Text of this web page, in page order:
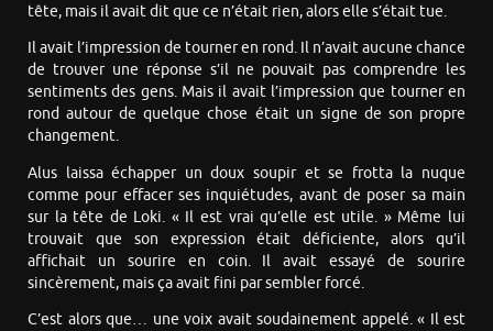
tête, mais il avait dit que ce n’était rien, alors elle s’était tue.
Il avait l’impression de tourner en rond. Il n’avait aucune chance
de trouver une réponse s’il ne pouvait pas comprendre les
sentiments des gens. Mais il avait l’impression que tourner en
rond autour de quelque chose était un signe de son propre
changement.
Alus laissa échapper un doux soupir et se frotta la nuque
comme pour effacer ses inquiétudes, avant de poser sa main
sur la tête de Loki. « Il est vrai qu’elle est utile. » Même lui
trouvait que son expression était déficiente, alors qu’il
affichait un sourire en coin. Il avait essayé de sourire
sincèrement, mais ça avait fini par sembler forcé.
C’est alors que… une voix avait soudainement appelé. « Il est